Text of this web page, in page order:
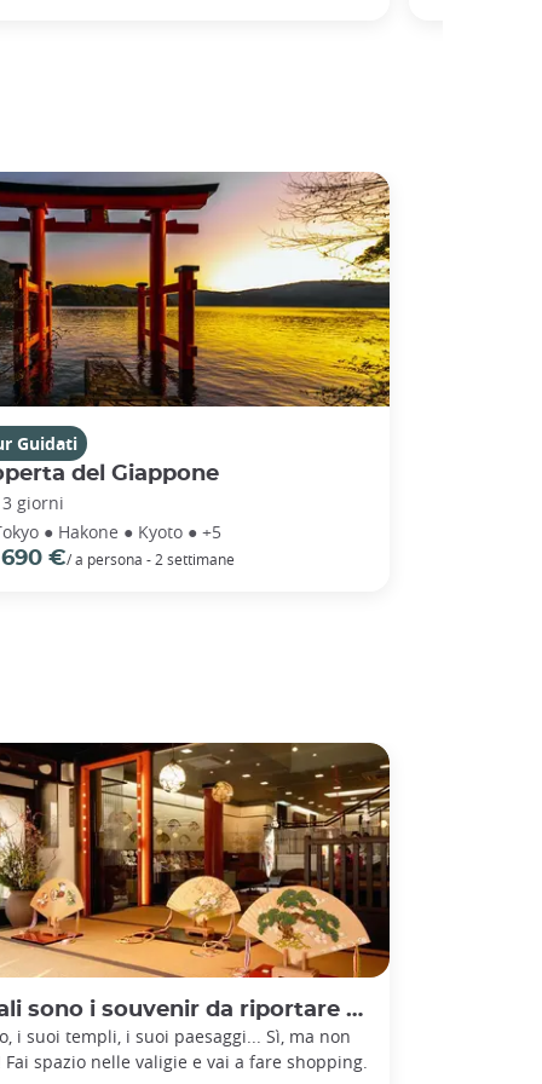
Guidati
del Giappone
giorni
● Hakone ● Kyoto ● +5
€/ a persona - 2 settimane
sono i souvenir da riportare da Kyoto?
i suoi templi, i suoi paesaggi... Sì, ma non
Fai spazio nelle valigie e vai a fare shopping.